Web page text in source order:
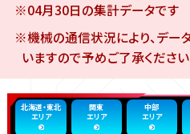
※04月30日の集計データです
※機械の通信状況により、デー
いますので予めご了承ください
北海道・東北
エリア
関東
エリア
中部
エリア